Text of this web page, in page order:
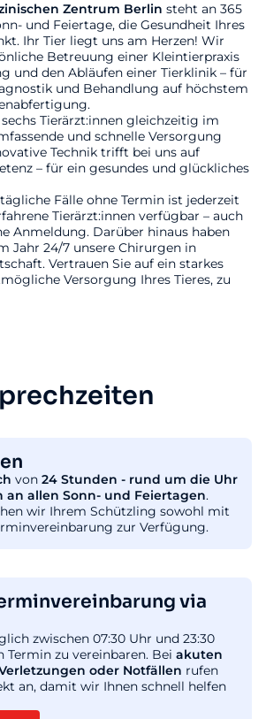
Zentrum Berlin steht an 365
und Feiertage, die Gesundheit Ihres
Ihr Tier liegt uns am Herzen! Wir
Betreuung einer Kleintierpraxis
und den Abläufen einer Tierklinik – für
und Behandlung auf höchstem
Tierärzt:innen gleichzeitig im
und schnelle Versorgung
Technik trifft bei uns auf
– für ein gesundes und glückliches
Fälle ohne Termin ist jederzeit
Tierärzt:innen verfügbar – auch
Anmeldung. Darüber hinaus haben
Jahr 24/7 unsere Chirurgen in
Vertrauen Sie auf ein starkes
Versorgung Ihres Tieres, zu
von 24 Stunden - rund um die Uhr
an allen Sonn- und Feiertagen.
wir Ihrem Schützling sowohl mit
zur Verfügung.
via
zwischen 07:30 Uhr und 23:30
Termin zu vereinbaren. Bei akuten
oder Notfällen rufen
an, damit wir Ihnen schnell helfen